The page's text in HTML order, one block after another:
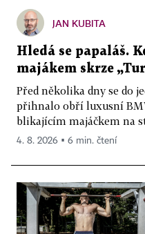
JAN KUBITA
Hledá se papaláš.
majákem skrze
Před několika dny se do
přihnalo obří luxusní
blikajícím majáčkem na
4. 8. 2026 ▪ 6 min. čtení